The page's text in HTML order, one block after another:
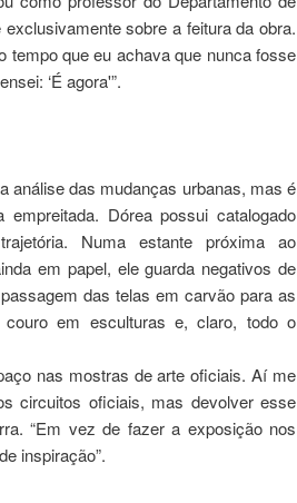
sobre a feitura da obra.
tempo que eu achava que nunca fosse
‘É agora'”.
análise das mudanças urbanas, mas é
Dórea possui catalogado
Numa estante próxima ao
em papel, ele guarda negativos de
das telas em carvão para as
em esculturas e, claro, todo o
nas mostras de arte oficiais. Aí me
circuitos oficiais, mas devolver esse
“Em vez de fazer a exposição nos
inspiração”.